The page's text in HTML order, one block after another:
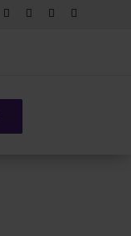
FacebookLinkedInYouTube